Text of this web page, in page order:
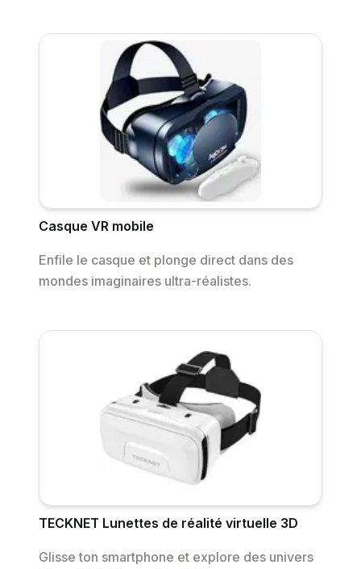
Casque VR mobile
Enfile le casque et plonge direct dans des
mondes imaginaires ultra-réalistes.
TECKNET Lunettes de réalité virtuelle 3D
Glisse ton smartphone et explore des univers